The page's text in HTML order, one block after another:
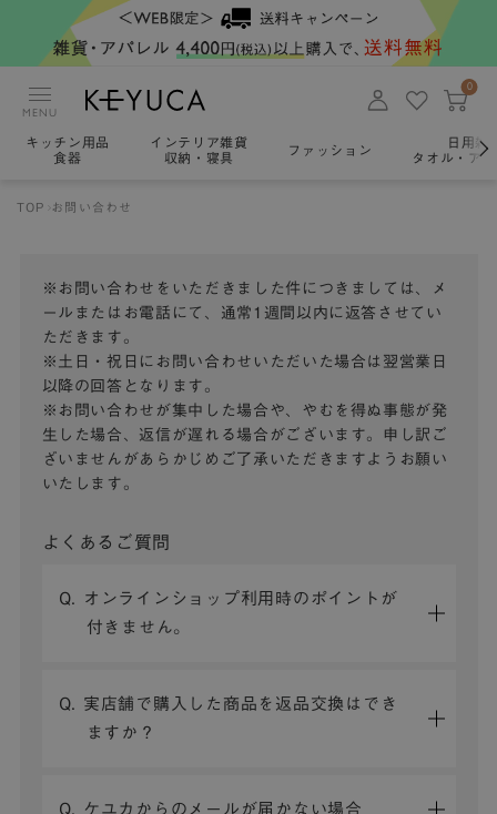
MENU
0
キッチン用品
食器
インテリア雑貨
収納・寝具
ファッション
日用雑
タオル・ア
TOP お問い合わせ
※お問い合わせをいただきました件につきましては、メ
ールまたはお電話にて、通常1週間以内に返答させてい
ただきます。
※土日・祝日にお問い合わせいただいた場合は翌営業日
以降の回答となります。
※お問い合わせが集中した場合や、やむを得ぬ事態が発
生した場合、返信が遅れる場合がございます。申し訳ご
ざいませんがあらかじめご了承いただきますようお願い
いたします。
よくあるご質問
Q. オンラインショップ利用時のポイントが
付きません。
Q. 実店舗で購入した商品を返品交換はでき
ますか？
Q. ケユカからのメールが届かない場合